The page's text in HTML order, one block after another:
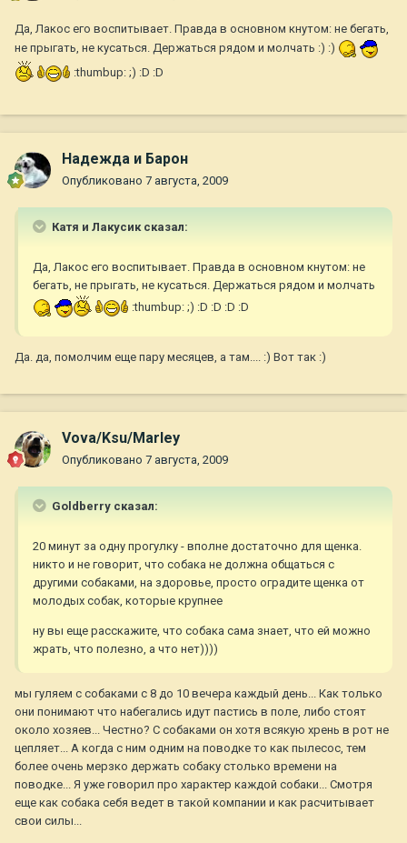
Да, Лакос его воспитывает. Правда в основном кнутом: не бегать,
не прыгать, не кусаться. Держаться рядом и молчать :) :)
:thumbup: ;) :D :D
Надежда и Барон
Опубликовано 7 августа, 2009
Катя и Лакусик сказал:
Да, Лакос его воспитывает. Правда в основном кнутом: не
бегать, не прыгать, не кусаться. Держаться рядом и молчать
:thumbup: ;) :D :D :D :D
Да. да, помолчим еще пару месяцев, а там.... :) Вот так :)
Vova/Ksu/Marley
Опубликовано 7 августа, 2009
Goldberry сказал:
20 минут за одну прогулку - вполне достаточно для щенка.
никто и не говорит, что собака не должна общаться с
другими собаками, на здоровье, просто оградите щенка от
молодых собак, которые крупнее
ну вы еще расскажите, что собака сама знает, что ей можно
жрать, что полезно, а что нет))))
мы гуляем с собаками с 8 до 10 вечера каждый день... Как только
они понимают что набегались идут пастись в поле, либо стоят
около хозяев... Честно? С собаками он хотя всякую хрень в рот не
цепляет... А когда с ним одним на поводке то как пылесос, тем
более очень мерзко держать собаку столько времени на
поводке... Я уже говорил про характер каждой собаки... Смотря
еще как собака себя ведет в такой компании и как расчитывает
свои силы...